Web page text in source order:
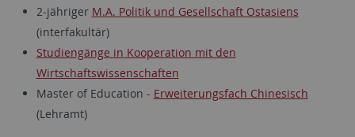
2-jähriger M.A. Politik und Gesellschaft Ostasiens
(interfakultär)
Studiengänge in Kooperation mit den
Wirtschaftswissenschaften
Master of Education - Erweiterungsfach Chinesisch
(Lehramt)